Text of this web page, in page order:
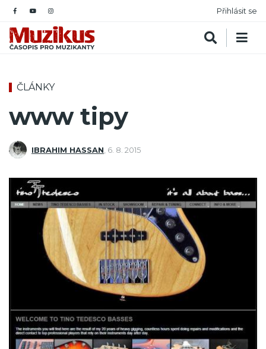
Přihlásit se
ČLÁNKY
www tipy
IBRAHIM HASSAN 6. 8. 2015